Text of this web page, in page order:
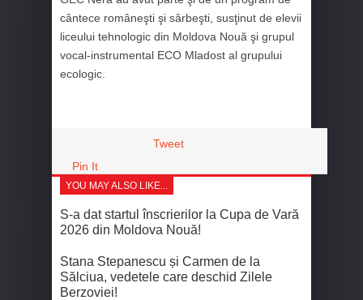
cântece româneşti şi sârbeşti, susţinut de elevii
liceului tehnologic din Moldova Nouă şi grupul
vocal-instrumental ECO Mladost al grupului
ecologic.
Tweet
Pin It
YOU MAY ALSO LIKE...
S-a dat startul înscrierilor la Cupa de Vară
2026 din Moldova Nouă!
Stana Stepanescu și Carmen de la
Sălciua, vedetele care deschid Zilele
Berzoviei!